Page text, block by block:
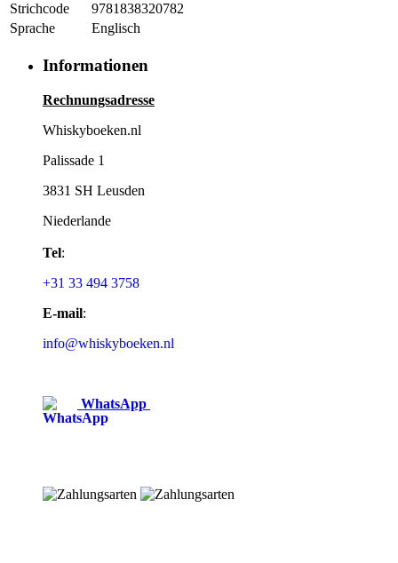
Strichcode
9781838320782
Sprache
Englisch
Informationen
Rechnungsadresse
Whiskyboeken.nl
Palissade 1
3831 SH Leusden
Niederlande
Tel:
+31 33 494 3758
E-mail:
info@whiskyboeken.nl
WhatsApp